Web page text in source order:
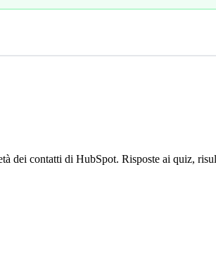
dei contatti di HubSpot. Risposte ai quiz,